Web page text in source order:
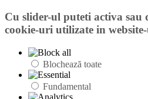
Cu slider-ul puteti activa sau
cookie-uri utilizate in
Blochează toate
Fundamental